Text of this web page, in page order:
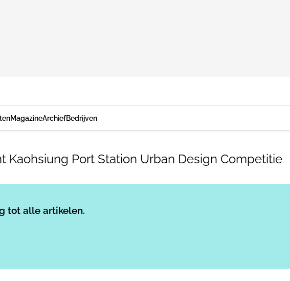
MagazineArchiefBedrijven
Kaohsiung Port Station Urban Design Competitie
tot alle artikelen.